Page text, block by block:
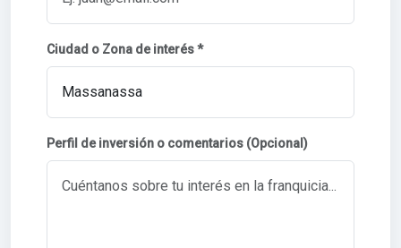
Ciudad o Zona de interés *
Perfil de inversión o comentarios (Opcional)